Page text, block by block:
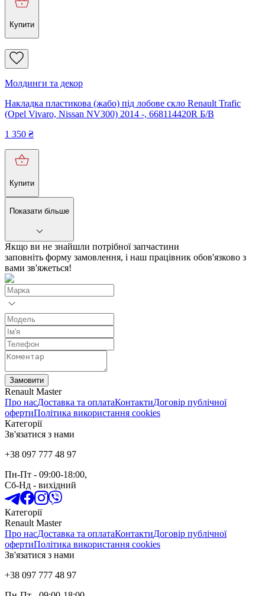
Купити
Молдинги та декор
Накладка пластикова (жабо) під лобове скло Renault Trafic
(Opel Vivaro, Nissan NV300) 2014 -, 668114420R Б/В
1 350 ₴
Купити
Показати більше
Якщо ви не знайшли потрібної запчастини
заповніть форму замовлення, і наш працівник обов'язково з
вами зв'яжеться!
Замовити
Renault Master
Про насДоставка та оплатаКонтактиДоговір публічної
офертиПолітика використання cookies
Категорії
Зв'язатися з нами
+38 097 777 48 97
Пн-Пт - 09:00-18:00,
Сб-Нд - вихідний
Категорії
Renault Master
Про насДоставка та оплатаКонтактиДоговір публічної
офертиПолітика використання cookies
Зв'язатися з нами
+38 097 777 48 97